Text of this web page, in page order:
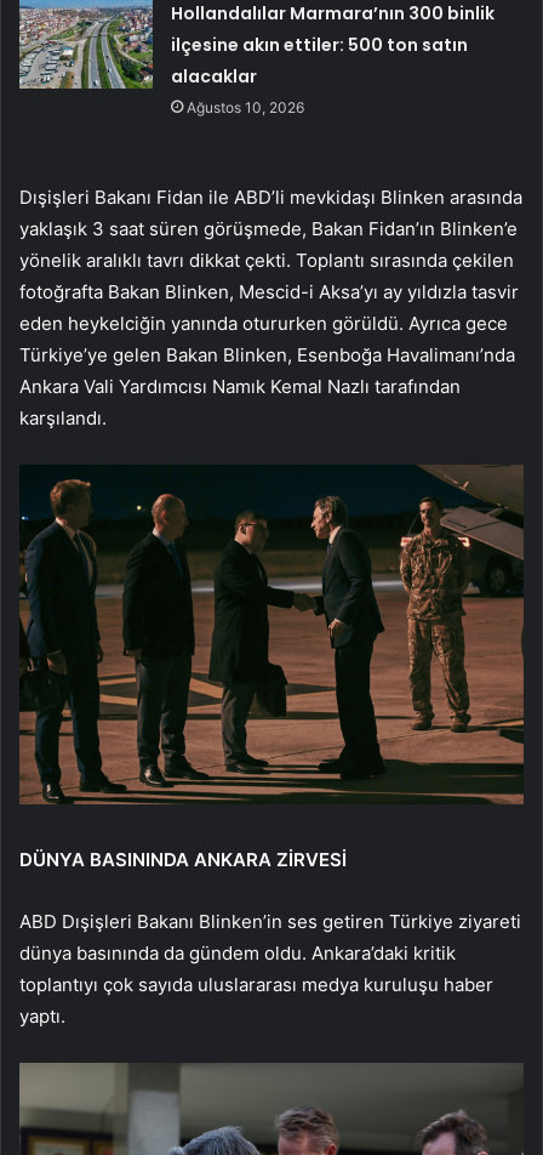
Hollandalılar Marmara’nın 300 binlik
ilçesine akın ettiler: 500 ton satın
alacaklar
Ağustos 10, 2026
Dışişleri Bakanı Fidan ile ABD’li mevkidaşı Blinken arasında
yaklaşık 3 saat süren görüşmede, Bakan Fidan’ın Blinken’e
yönelik aralıklı tavrı dikkat çekti. Toplantı sırasında çekilen
fotoğrafta Bakan Blinken, Mescid-i Aksa’yı ay yıldızla tasvir
eden heykelciğin yanında otururken görüldü. Ayrıca gece
Türkiye’ye gelen Bakan Blinken, Esenboğa Havalimanı’nda
Ankara Vali Yardımcısı Namık Kemal Nazlı tarafından
karşılandı.
DÜNYA BASININDA ANKARA ZİRVESİ
ABD Dışişleri Bakanı Blinken’in ses getiren Türkiye ziyareti
dünya basınında da gündem oldu. Ankara’daki kritik
toplantıyı çok sayıda uluslararası medya kuruluşu haber
yaptı.